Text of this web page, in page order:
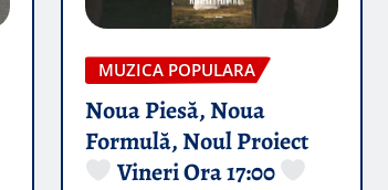
MUZICA POPULARA
Noua Piesă, Noua
Formulă, Noul Proiect
Vineri Ora 17:00